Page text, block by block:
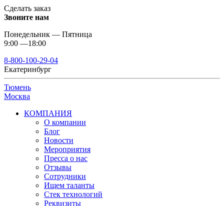
Сделать заказ
Звоните нам
Понедельник — Пятница
9:00 —18:00
8-800-100-29-04
Екатеринбург
Тюмень
Москва
КОМПАНИЯ
О компании
Блог
Новости
Мероприятия
Пресса о нас
Отзывы
Сотрудники
Ищем таланты
Стек технологий
Реквизиты